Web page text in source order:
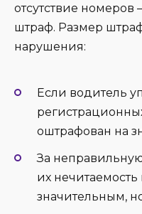
отсутствие номеров
штраф. Размер
нарушения:
Если водитель
оштрафован на
За
их
значительным,